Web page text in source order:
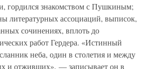
гордился знакомством с Пушкиным;
литературных ассоциаций, выписок,
сочинениях, вплоть до
работ Гердера. «Истинный
неба, один в столетия и между
и отживших», — записывает он в